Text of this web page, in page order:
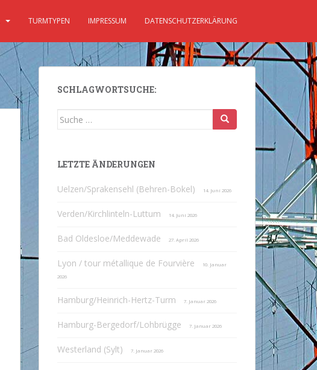
TURMTYPEN IMPRESSUM DATENSCHUTZERKLÄRUNG
SCHLAGWORTSUCHE:
Suche
LETZTE ÄNDERUNGEN
Uelzen/Sprakensehl (Behren-Bokel) 14. Juni 2026
Verden/Kirchlinteln-Luttum 14. Juni 2026
Bad Oldesloe/Meddewade 27. April 2026
Lyon / tour métallique de Fourvière
10. Januar
2026
Hamburg/Heinrich-Hertz-Turm 7. Januar 2026
Hamburg-Bergedorf/Lohbrügge 7. Januar 2026
Westerland (Sylt) 7. Januar 2026